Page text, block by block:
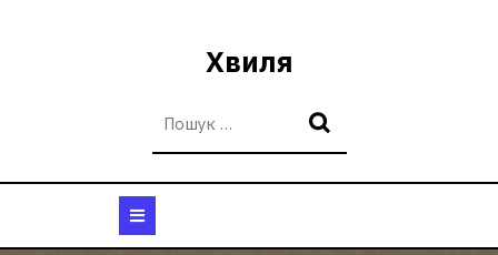
Хвиля